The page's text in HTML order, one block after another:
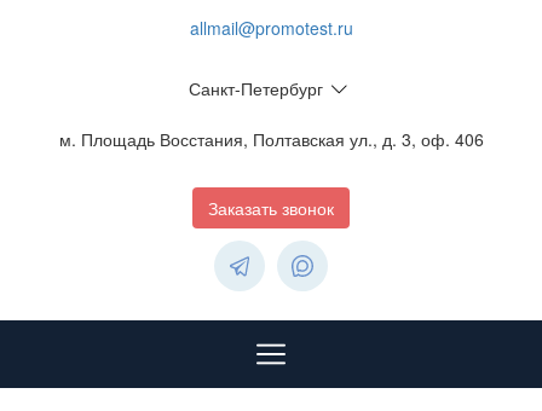
allmail@promotest.ru
Санкт-Петербург
м. Площадь Восстания, Полтавская ул., д. 3, оф. 406
Заказать звонок